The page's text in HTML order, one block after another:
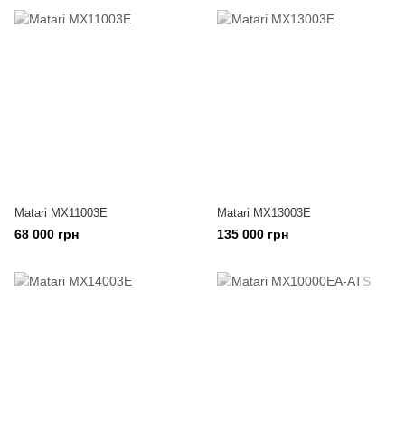
Matari MX11003E
68 000 грн
Matari MX13003E
135 000 грн